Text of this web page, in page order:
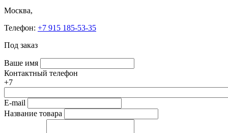
Москва,
Телефон: +7 915 185-53-35
Под заказ
Ваше имя
Контактный телефон
+7
E-mail
Название товара